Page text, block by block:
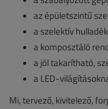
az épületszintű
a szelektív
a komposztáló
a jól takarítható,
a LED-
Mi, tervező, kivitelező,